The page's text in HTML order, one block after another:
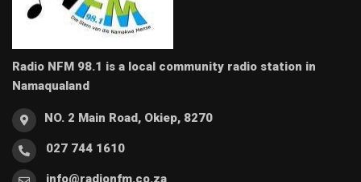
Radio NFM 98.1 is a local community radio station in
Namaqualand
NO. 2 Main Road, Okiep, 8270
027 744 1610